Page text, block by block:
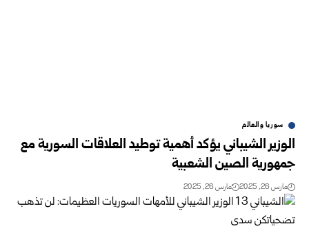
سوريا والعالم
الوزير الشيباني يؤكد أهمية توطيد العلاقات السورية مع
جمهورية الصين الشعبية
مارس 26, 2025 مارس 26, 2025